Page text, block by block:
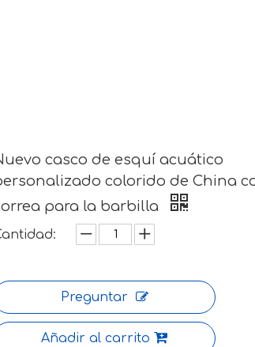
casco de esquí acuático
colorido de China
para la barbilla
Preguntar
Añadir al carrito